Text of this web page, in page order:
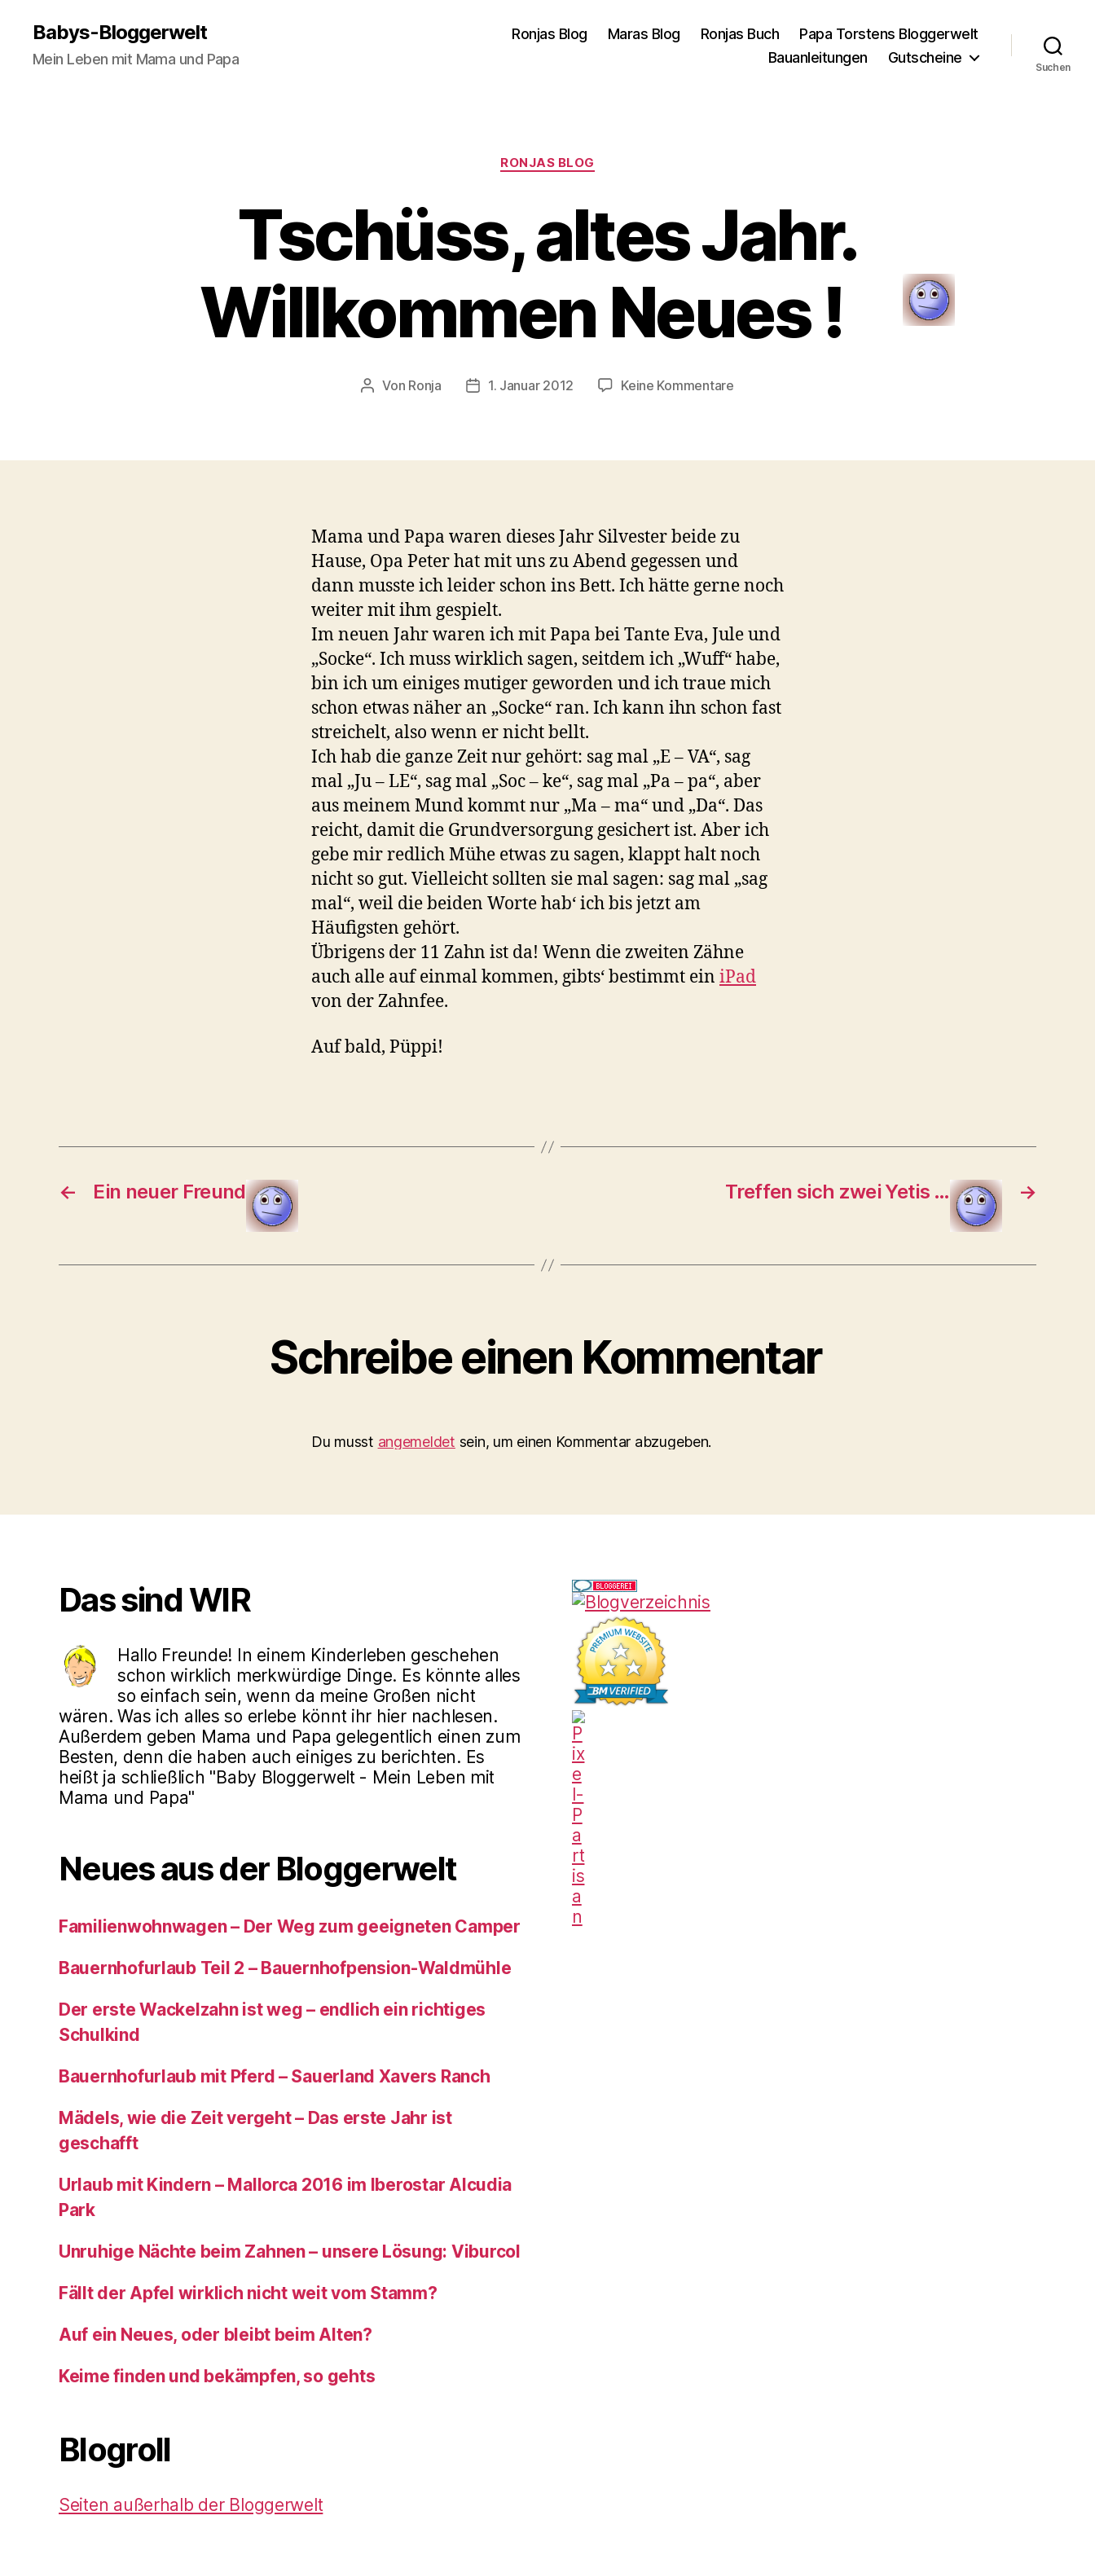
Babys-Bloggerwelt
Mein Leben mit Mama und Papa
Ronjas Blog Maras Blog Ronjas Buch
Papa Torstens Bloggerwelt
Bauanleitungen
Gutscheine
Suchen
Kategorien
RONJAS BLOG
Tschüss, altes Jahr.
Willkommen Neues !
Beitragsautor
Von Ronja Veröffentlichungsdatum
1. Januar 2012 Keine Kommentarezu
Willkommen
Mama und Papa waren dieses Jahr Silvester beide zu
Hause, Opa Peter hat mit uns zu Abend gegessen und
dann musste ich leider schon ins Bett. Ich hätte gerne noch
weiter mit ihm gespielt.
Im neuen Jahr waren ich mit Papa bei Tante Eva, Jule und
„Socke“. Ich muss wirklich sagen, seitdem ich „Wuff“ habe,
bin ich um einiges mutiger geworden und ich traue mich
schon etwas näher an „Socke“ ran. Ich kann ihn schon fast
streichelt, also wenn er nicht bellt.
Ich hab die ganze Zeit nur gehört: sag mal „E – VA“, sag
mal „Ju – LE“, sag mal „Soc – ke“, sag mal „Pa – pa“, aber
aus meinem Mund kommt nur „Ma – ma“ und „Da“. Das
reicht, damit die Grundversorgung gesichert ist. Aber ich
gebe mir redlich Mühe etwas zu sagen, klappt halt noch
nicht so gut. Vielleicht sollten sie mal sagen: sag mal „sag
mal“, weil die beiden Worte hab‘ ich bis jetzt am
Häufigsten gehört.
Übrigens der 11 Zahn ist da! Wenn die zweiten Zähne
auch alle auf einmal kommen, gibts‘ bestimmt ein iPad
von der Zahnfee.
Auf bald, Püppi!
← Ein neuer Freund →
Treffen sich zwei Yetis …
Schreibe einen Kommentar
Du musst angemeldet sein, um einen Kommentar abzugeben.
Das sind WIR
Hallo Freunde! In einem Kinderleben geschehen
schon wirklich merkwürdige Dinge. Es könnte alles
so einfach sein, wenn da meine Großen nicht
wären. Was ich alles so erlebe könnt ihr hier nachlesen.
Außerdem geben Mama und Papa gelegentlich einen zum
Besten, denn die haben auch einiges zu berichten. Es
heißt ja schließlich "Baby Bloggerwelt - Mein Leben mit
Mama und Papa"
Neues aus der Bloggerwelt
Familienwohnwagen – Der Weg zum geeigneten Camper
Bauernhofurlaub Teil 2 – Bauernhofpension-Waldmühle
Der erste Wackelzahn ist weg – endlich ein richtiges
Schulkind
Bauernhofurlaub mit Pferd – Sauerland Xavers Ranch
Mädels, wie die Zeit vergeht – Das erste Jahr ist
geschafft
Urlaub mit Kindern – Mallorca 2016 im Iberostar Alcudia
Park
Unruhige Nächte beim Zahnen – unsere Lösung: Viburcol
Fällt der Apfel wirklich nicht weit vom Stamm?
Auf ein Neues, oder bleibt beim Alten?
Keime finden und bekämpfen, so gehts
Blogroll
Seiten außerhalb der Bloggerwelt